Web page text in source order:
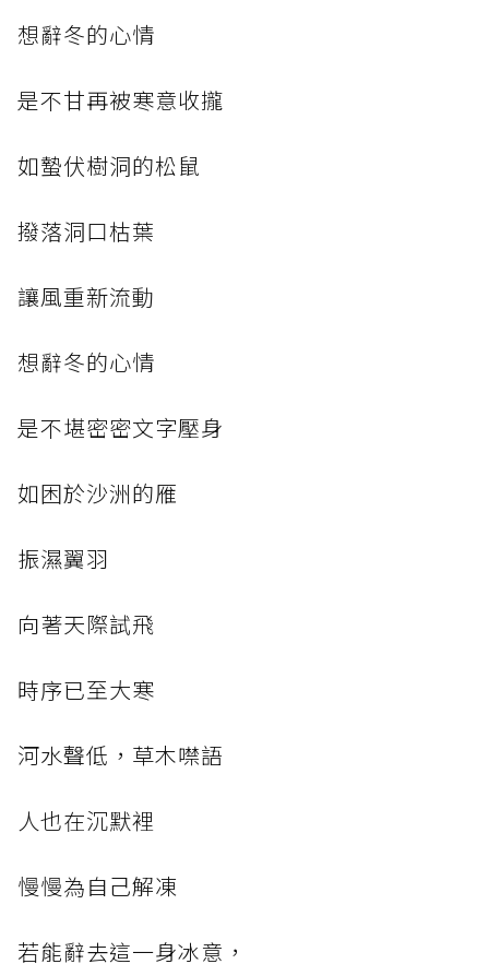
想辭冬的心情
是不甘再被寒意收攏
如蟄伏樹洞的松鼠
撥落洞口枯葉
讓風重新流動
想辭冬的心情
是不堪密密文字壓身
如困於沙洲的雁
振濕翼羽
向著天際試飛
時序已至大寒
河水聲低，草木噤語
人也在沉默裡
慢慢為自己解凍
若能辭去這一身冰意，